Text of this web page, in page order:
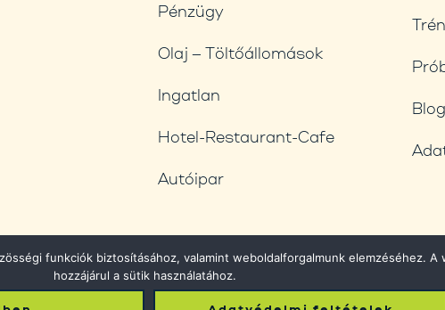
Pénzügy
Olaj – Töltőállomások
Ingatlan
Hotel-Restaurant-Cafe
Autóipar
Blog
funkciók biztosításához, valamint weboldalforgalmunk elemzéséhez.
hozzájárul a sütik használatához.